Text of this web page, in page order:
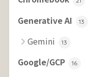
Generative AI 13
Gemini 13
Google/GCP 16